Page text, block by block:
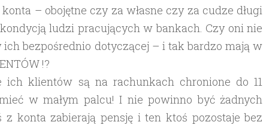
– obojętne czy za własne czy za cudze długi
ludzi pracujących w bankach. Czy oni nie
bezpośrednio dotyczącej – i tak bardzo mają w
!?
ich klientów są na rachunkach chronione do 11
w małym palcu! I nie powinno być żadnych
konta zabierają pensję i ten ktoś pozostaje bez